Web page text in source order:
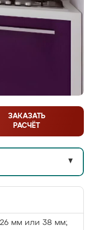
ЗАКАЗАТЬ
РАСЧЁТ
▼
26 мм или 38 мм;